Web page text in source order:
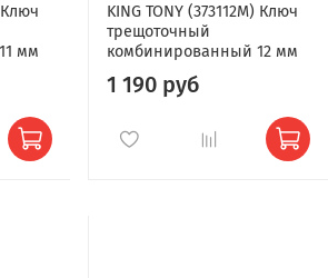
Ключ
мм
KING TONY (373112M) Ключ
трещоточный
комбинированный 12 мм
1 190 руб